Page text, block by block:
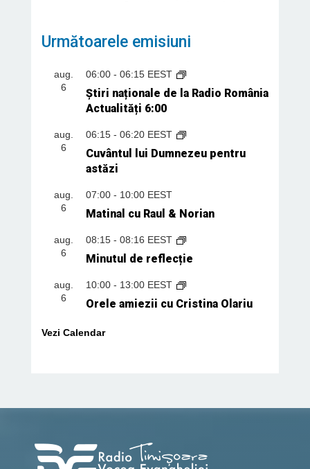
Următoarele emisiuni
aug.
6
06:00- 06:15 EEST
Știri naționale de la Radio România
Actualități 6:00
aug.
6
06:15- 06:20 EEST
Cuvântul lui Dumnezeu pentru
astăzi
aug.
6
07:00- 10:00 EEST
Matinal cu Raul & Norian
aug.
6
08:15- 08:16 EEST
Minutul de reflecție
aug.
6
10:00- 13:00 EEST
Orele amiezii cu Cristina Olariu
Vezi Calendar